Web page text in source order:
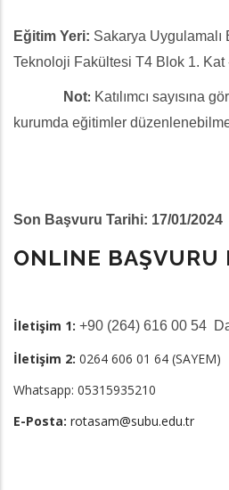
Eğitim Yeri: Sakarya
Teknoloji Fakültesi T4 Blok 1. Kat
Not: Katılımcı sayısına
kurumda eğitimler
Son Başvuru Tarihi: 17/01/2024
ONLINE BAŞVURU
İletişim 1: +90 (264) 616 00 54
İletişim 2: 0264 606 01 64 (SAYEM)
Whatsapp: 05315935210
E-Posta: rotasam@subu.edu.tr